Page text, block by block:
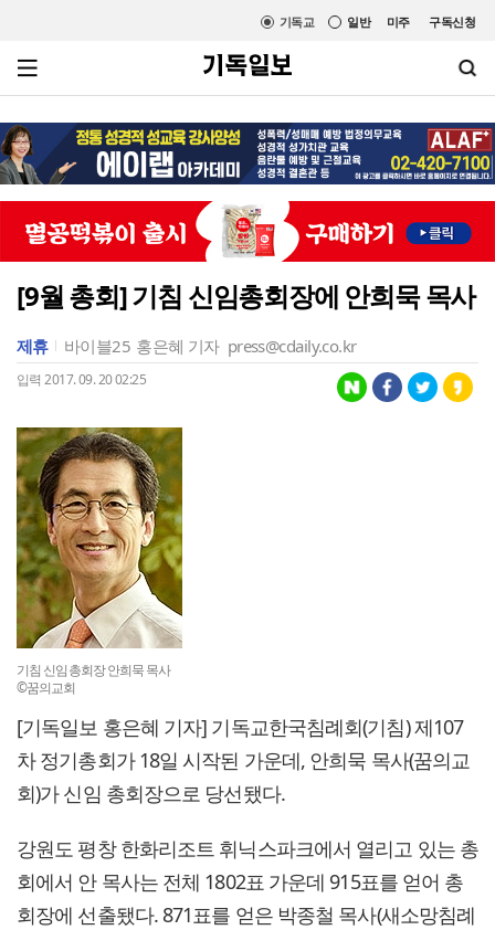
미주 구독신청
일반
기독교
[9월 총회] 기침 신임총회장에 안희묵 목사
제휴 바이블25 홍은혜 기자 press@cdaily.co.kr
입력 2017. 09. 20 02:25
기침 신임총회장 안희묵 목사
©꿈의교회
[기독일보 홍은혜 기자] 기독교한국침례회(기침) 제107
차 정기총회가 18일 시작된 가운데, 안희묵 목사(꿈의교
회)가 신임 총회장으로 당선됐다.
강원도 평창 한화리조트 휘닉스파크에서 열리고 있는 총
회에서 안 목사는 전체 1802표 가운데 915표를 얻어 총
회장에 선출됐다. 871표를 얻은 박종철 목사(새소망침례